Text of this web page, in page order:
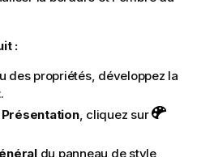
:
des propriétés, développez la
.
Présentation, cliquez sur
du panneau de style,